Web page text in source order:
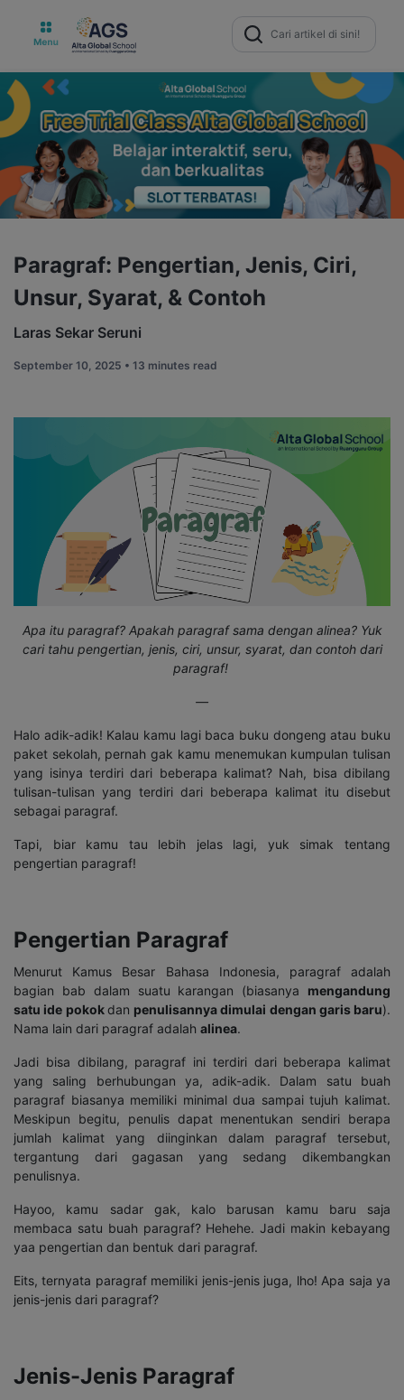
Search
for:
Paragraf: Pengertian, Jenis, Ciri,
Unsur, Syarat, & Contoh
Laras Sekar Seruni
September 10, 2025 • 13 minutes read
Apa itu paragraf? Apakah paragraf sama dengan alinea? Yuk
cari tahu pengertian, jenis, ciri, unsur, syarat, dan contoh dari
paragraf!
—
Halo adik-adik! Kalau kamu lagi baca buku dongeng atau buku
paket sekolah, pernah gak kamu menemukan kumpulan tulisan
yang isinya terdiri dari beberapa kalimat? Nah, bisa dibilang
tulisan-tulisan yang terdiri dari beberapa kalimat itu disebut
sebagai paragraf.
Tapi, biar kamu tau lebih jelas lagi, yuk simak tentang
pengertian paragraf!
Pengertian Paragraf
Menurut Kamus Besar Bahasa Indonesia, paragraf adalah
bagian bab dalam suatu karangan (biasanya mengandung
satu ide pokokdan penulisannya dimulai dengan garis baru).
Nama lain dari paragraf adalah alinea.
Jadi bisa dibilang, paragraf ini terdiri dari beberapa kalimat
yang saling berhubungan ya, adik-adik. Dalam satu buah
paragraf biasanya memiliki minimal dua sampai tujuh kalimat.
Meskipun begitu, penulis dapat menentukan sendiri berapa
jumlah kalimat yang diinginkan dalam paragraf tersebut,
tergantung dari gagasan yang sedang dikembangkan
penulisnya.
Hayoo, kamu sadar gak, kalo barusan kamu baru saja
membaca satu buah paragraf? Hehehe. Jadi makin kebayang
yaa pengertian dan bentuk dari paragraf.
Eits, ternyata paragraf memiliki jenis-jenis juga, lho! Apa saja ya
jenis-jenis dari paragraf?
Jenis-Jenis Paragraf